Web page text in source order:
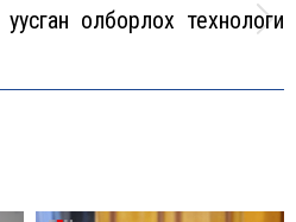
Next
олборлох технологи